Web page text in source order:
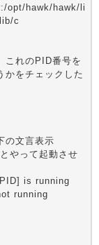
opt/hawk/hawk/li
c
これのPID番号を
かをチェックした
の文言表示
って起動させ
is running
running